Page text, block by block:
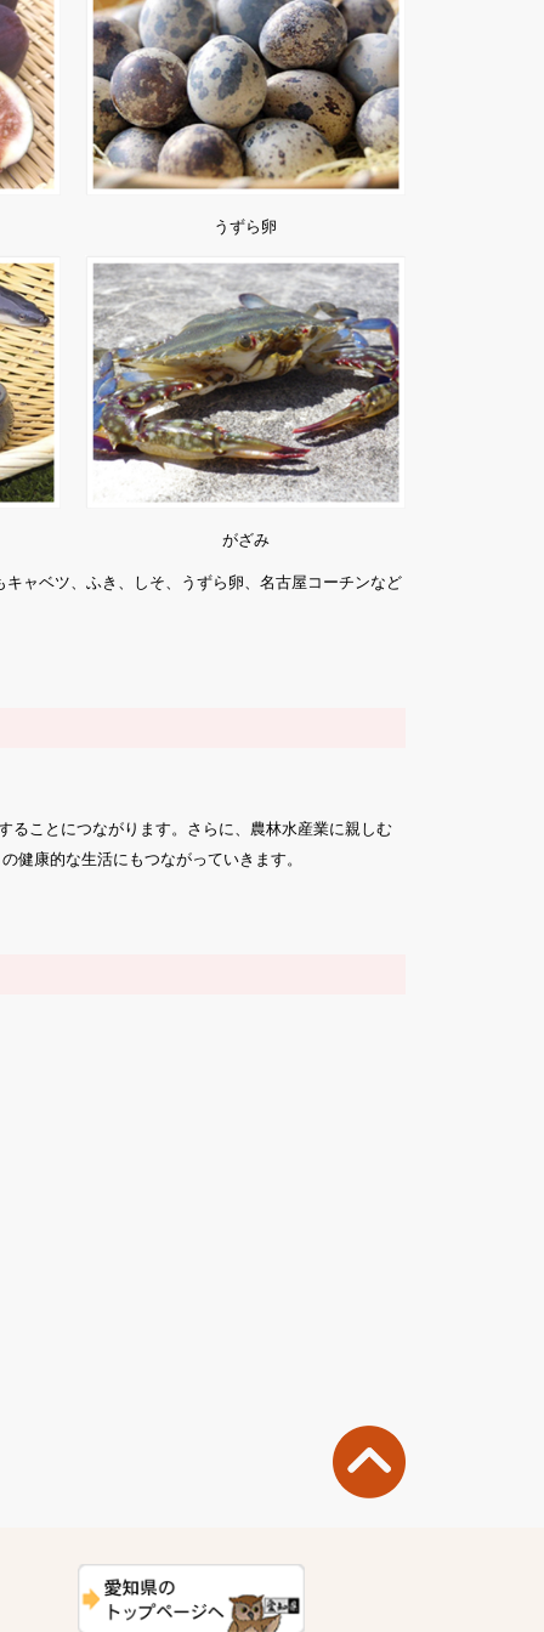
うずら卵
がざみ
ャベツ、ふき、しそ、うずら卵、名古屋コーチンなど
ことにつながります。さらに、農林水産業に親しむ
健康的な生活にもつながっていきます。